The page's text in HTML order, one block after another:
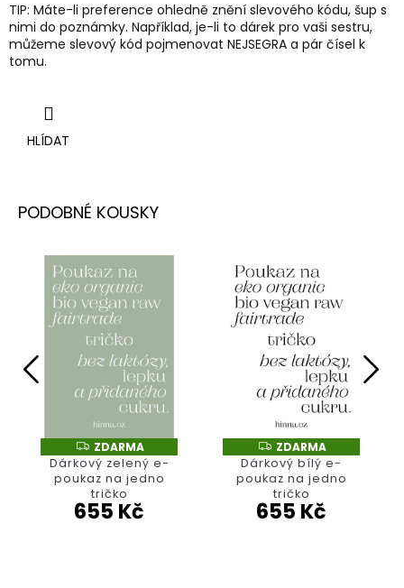
TIP: Máte-li preference ohledně znění slevového kódu, šup s
nimi do poznámky. Například, je-li to dárek pro vaši sestru,
můžeme slevový kód pojmenovat NEJSEGRA a pár čísel k
tomu.
HLÍDAT
Z
D
A
R
M
A
ZDARMA
Dárkový zelený e-
poukaz na jedno
tričko
655 Kč
Z
D
A
R
M
A
ZDARMA
Dárkový bílý e-
poukaz na jedno
tričko
655 Kč